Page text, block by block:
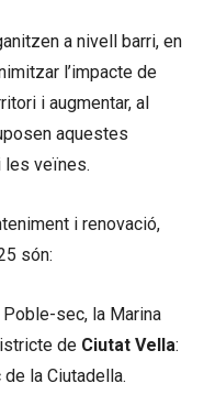
a nivell barri, en
l’impacte de
i augmentar, al
aquestes
les veïnes.
i renovació,
són:
Poble-sec, la Marina
de Ciutat Vella:
la Ciutadella.